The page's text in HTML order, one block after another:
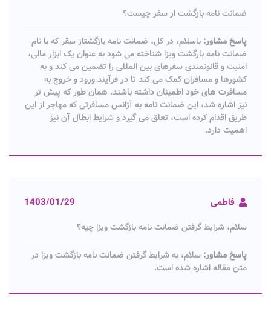
ضمانت نامه بازگشت از سفر چیست؟
پاسخ مشاور: باسلام، در کل، ضمانت نامه بازگشتاز سقر که با نام
ضمانت نامه بارگشت ویزا شناخته می شود به عنوان یک ابزار مالی،
امنیت و قانونمندی سفرهای بین المللی را تضمین می کند و به
کشورها و مسافران کمک می کند تا در فرآیند ورود و خروج به
مسافرت های خود اطمینان داشته باشند. همان طور که پیش تر
نیز اشاره شد، این ضمانت نامه به آژانس مسافرتی که مهاجر از این
طریق اقدام کرده است، تعلق می گیرد و شرایط ابطال آن نیز
اهمیت دارد.
فاطمی 1403/01/29
سلام، شرایط گرفتن ضمانت نامه بازگشت ویزا چیه؟
پاسخ مشاور: سلام، به شرایط گرفتن ضمانت نامه بازگشت ویزا در
متن مقاله اشاره شده است.